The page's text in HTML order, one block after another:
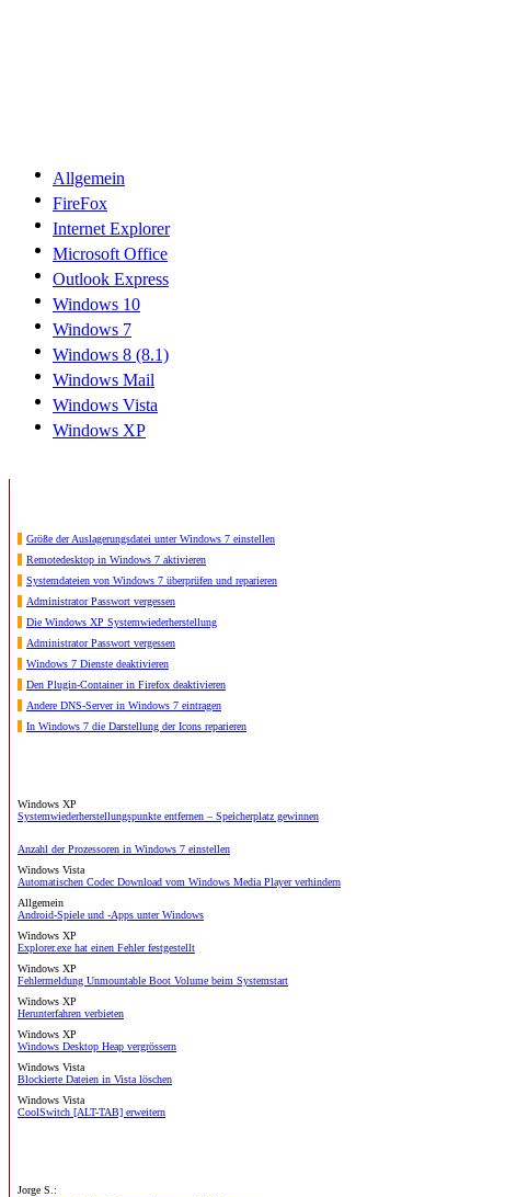
Allgemein
FireFox
Internet Explorer
Microsoft Office
Outlook Express
Windows 10
Windows 7
Windows 8 (8.1)
Windows Mail
Windows Vista
Windows XP
Größe der Auslagerungsdatei unter Windows 7 einstellen
Remotedesktop in Windows 7 aktivieren
Systemdateien von Windows 7 überprüfen und reparieren
Administrator Passwort vergessen
Die Windows XP Systemwiederherstellung
Administrator Passwort vergessen
Windows 7 Dienste deaktivieren
Den Plugin-Container in Firefox deaktivieren
Andere DNS-Server in Windows 7 eintragen
In Windows 7 die Darstellung der Icons reparieren
Windows XP
Systemwiederherstellungspunkte entfernen – Speicherplatz gewinnen
Anzahl der Prozessoren in Windows 7 einstellen
Windows Vista
Automatischen Codec Download vom Windows Media Player verhindern
Allgemein
Android-Spiele und -Apps unter Windows
Windows XP
Explorer.exe hat einen Fehler festgestellt
Windows XP
Fehlermeldung Unmountable Boot Volume beim Systemstart
Windows XP
Herunterfahren verbieten
Windows XP
Windows Desktop Heap vergrössern
Windows Vista
Blockierte Dateien in Vista löschen
Windows Vista
CoolSwitch [ALT-TAB] erweitern
Jorge S.: